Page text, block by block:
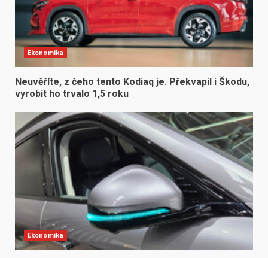
Ekonomika
Neuvěříte, z čeho tento Kodiaq je. Překvapil i Škodu,
vyrobit ho trvalo 1,5 roku
Ekonomika